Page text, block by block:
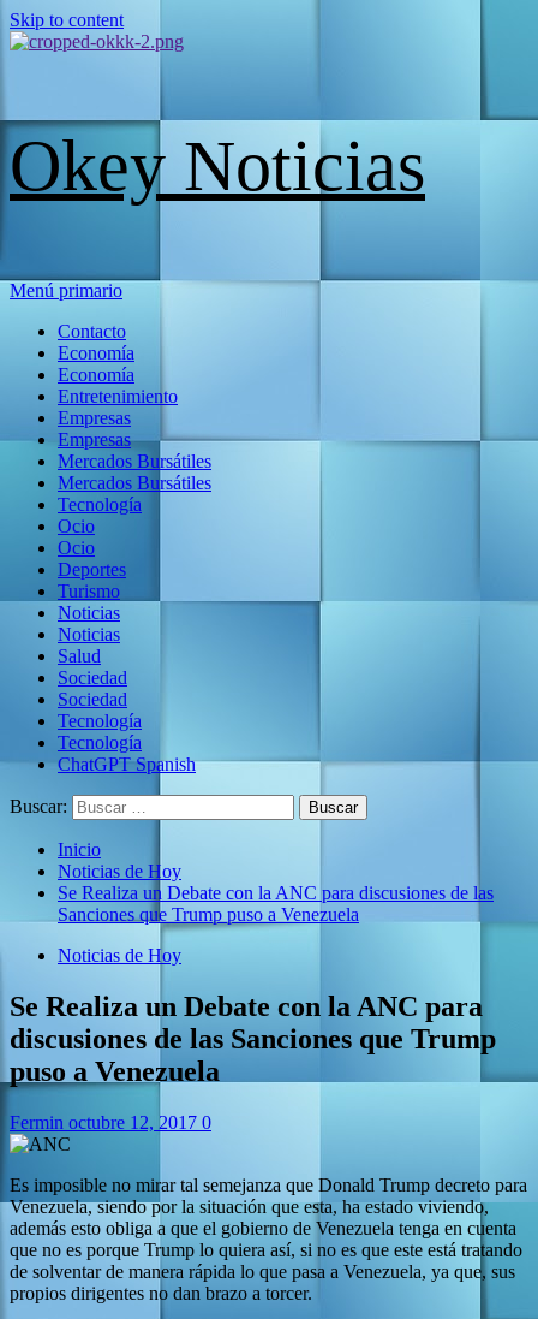
Skip to content
Okey Noticias
Menú primario
Contacto
Economía
Economía
Entretenimiento
Empresas
Empresas
Mercados Bursátiles
Mercados Bursátiles
Tecnología
Ocio
Ocio
Deportes
Turismo
Noticias
Noticias
Salud
Sociedad
Sociedad
Tecnología
Tecnología
ChatGPT Spanish
Buscar:
Inicio
Noticias de Hoy
Se Realiza un Debate con la ANC para discusiones de las
Sanciones que Trump puso a Venezuela
Noticias de Hoy
Se Realiza un Debate con la ANC para
discusiones de las Sanciones que Trump
puso a Venezuela
Fermin octubre 12, 2017 0
Es imposible no mirar tal semejanza que Donald Trump decreto para
Venezuela, siendo por la situación que esta, ha estado viviendo,
además esto obliga a que el gobierno de Venezuela tenga en cuenta
que no es porque Trump lo quiera así, si no es que este está tratando
de solventar de manera rápida lo que pasa a Venezuela, ya que, sus
propios dirigentes no dan brazo a torcer.